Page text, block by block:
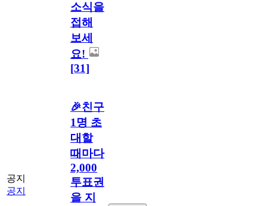
소식을
접해
보세
요!
[31]
공지
공지
🎉친구
1명 초
대할
때마다
2,000
투표권
을 지